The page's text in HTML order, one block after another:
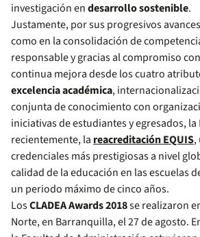
investigación endesarrollo sostenible.
Justamente, por sus progresivos
como en la consolidación de
responsable y gracias al compromiso
continua mejora desde los cuatro
excelencia académica,
conjunta de conocimiento con
iniciativas de estudiantes y egresados,
recientemente, la reacreditación EQUIS,
credenciales más prestigiosas a nivel
calidad de la educación en las escuelas
un periodo máximo de cinco años.
LosCLADEA Awards 2018se realizaron
Norte, en Barranquilla, el 27 de agosto.